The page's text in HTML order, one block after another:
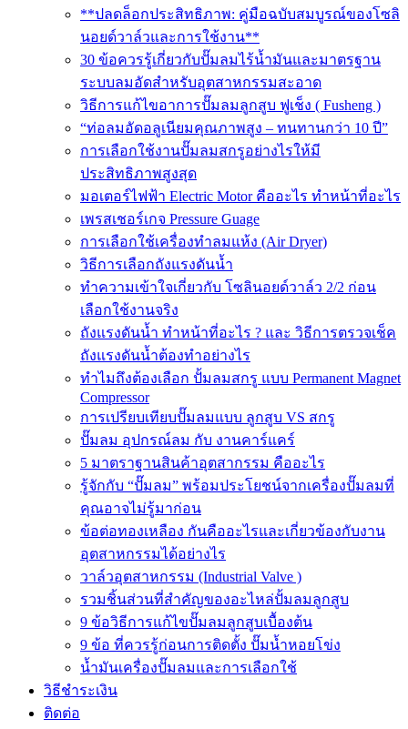
**ปลดล็อกประสิทธิภาพ: คู่มือฉบับสมบูรณ์ของโซลิ
นอยด์วาล์วและการใช้งาน**
30 ข้อควรรู้เกี่ยวกับปั๊มลมไร้น้ำมันและมาตรฐาน
ระบบลมอัดสำหรับอุตสาหกรรมสะอาด
วิธีการแก้ไขอาการปั๊มลมลูกสูบ ฟูเช็ง ( Fusheng )
“ท่อลมอัดอลูเนียมคุณภาพสูง – ทนทานกว่า 10 ปี”
การเลือกใช้งานปั๊มลมสกรูอย่างไรให้มี
ประสิทธิภาพสูงสุด
มอเตอร์ไฟฟ้า Electric Motor คืออะไร ทำหน้าที่อะไร
เพรสเชอร์เกจ Pressure Guage
การเลือกใช้เครื่องทำลมแห้ง (Air Dryer)
วิธีการเลือกถังแรงดันน้ำ
ทำความเข้าใจเกี่ยวกับ โซลินอยด์วาล์ว 2/2 ก่อน
เลือกใช้งานจริง
ถังแรงดันน้ำ ทำหน้าที่อะไร ? และ วิธีการตรวจเช็ค
ถังแรงดันน้ำต้องทำอย่างไร
ทำไมถึงต้องเลือก ปั้มลมสกรู แบบ Permanent Magnet
Compressor
การเปรียบเทียบปั๊มลมแบบ ลูกสูบ VS สกรู
ปั๊มลม อุปกรณ์ลม กับ งานคาร์แคร์
5 มาตราฐานสินค้าอุตสากรรม คืออะไร
รู้จักกับ “ปั๊มลม” พร้อมประโยชน์จากเครื่องปั๊มลมที่
คุณอาจไม่รู้มาก่อน
ข้อต่อทองเหลือง กันคืออะไรและเกี่ยวข้องกับงาน
อุตสาหกรรมได้อย่างไร
วาล์วอุตสาหกรรม (Industrial Valve )
รวมชิ้นส่วนที่สำคัญของอะไหล่ปั้มลมลูกสูบ
9 ข้อวิธีการแก้ไขปั๊มลมลูกสูบเบื้องต้น
9 ข้อ ที่ควรรู้ก่อนการติดตั้ง ปั๊มน้ำหอยโข่ง
น้ำมันเครื่องปั๊มลมและการเลือกใช้
วิธีชำระเงิน
ติดต่อ